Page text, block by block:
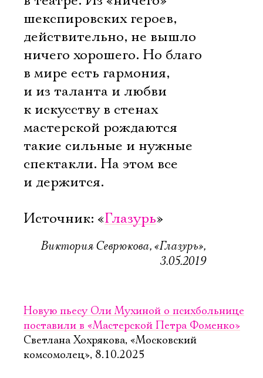
шекспировских героев,
действительно, не вышло
ничего хорошего. Но благо
в мире есть гармония,
и из таланта и любви
к искусству в стенах
мастерской рождаются
такие сильные и нужные
спектакли. На этом все
и держится.
Источник: «Глазурь»
Виктория Севрюкова, «Глазурь»,
3.05.2019
Новую пьесу Оли Мухиной о психбольнице
поставили в «Мастерской Петра Фоменко»
Светлана Хохрякова, «Московский
комсомолец», 8.10.2025